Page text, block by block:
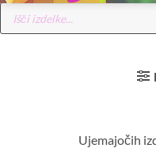
Products
search
Ujemajočih